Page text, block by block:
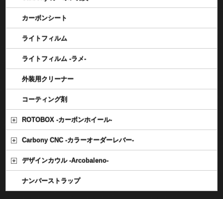
カーボンシート
ライトフィルム
ライトフィルム -ラメ-
外装用クリーナー
コーティング剤
ROTOBOX -カーボンホイール-
Carbony CNC -カラーオーダーレバー-
デザインカウル -Arcobaleno-
ナンバーストラップ